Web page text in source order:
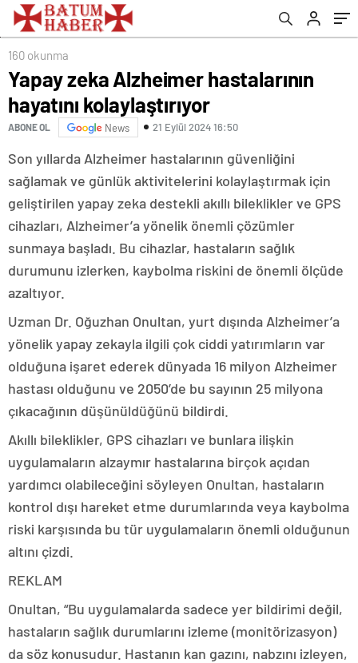
160 okunma
Yapay zeka Alzheimer hastalarının
hayatını kolaylaştırıyor
ABONE OL News 21 Eylül 2024 16:50
Son yıllarda Alzheimer hastalarının güvenliğini
sağlamak ve günlük aktivitelerini kolaylaştırmak için
geliştirilen yapay zeka destekli akıllı bileklikler ve GPS
cihazları, Alzheimer’a yönelik önemli çözümler
sunmaya başladı. Bu cihazlar, hastaların sağlık
durumunu izlerken, kaybolma riskini de önemli ölçüde
azaltıyor.
Uzman Dr. Oğuzhan Onultan, yurt dışında Alzheimer’a
yönelik yapay zekayla ilgili çok ciddi yatırımların var
olduğuna işaret ederek dünyada 16 milyon Alzheimer
hastası olduğunu ve 2050’de bu sayının 25 milyona
çıkacağının düşünüldüğünü bildirdi.
Akıllı bileklikler, GPS cihazları ve bunlara ilişkin
uygulamaların alzaymır hastalarına birçok açıdan
yardımcı olabileceğini söyleyen Onultan, hastaların
kontrol dışı hareket etme durumlarında veya kaybolma
riski karşısında bu tür uygulamaların önemli olduğunun
altını çizdi.
REKLAM
Onultan, “Bu uygulamalarda sadece yer bildirimi değil,
hastaların sağlık durumlarını izleme (monitörizasyon)
da söz konusudur. Hastanın kan gazını, nabzını izleyen,